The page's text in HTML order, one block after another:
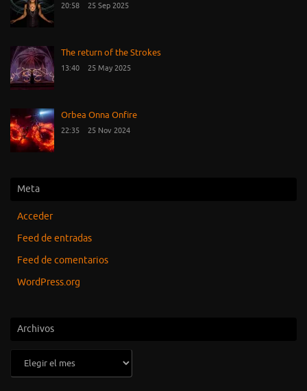
20:58 25 Sep 2025
The return of the Strokes
13:40 25 May 2025
Orbea Onna Onfire
22:35 25 Nov 2024
Meta
Acceder
Feed de entradas
Feed de comentarios
WordPress.org
Archivos